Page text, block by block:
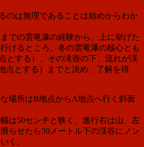
のは無理であることは始めからわか
での雲竜瀑の経験から、上に挙げた
けるところ、冬の雲竜瀑の核心とも
とする）、その滝壺の下、流れが渓
点とする）までと決め、了解を得
場所はB地点からA地点へ行く斜面
は50センチと狭く、進行右は山、左
らせたら50メートル下の渓谷にノン
く。